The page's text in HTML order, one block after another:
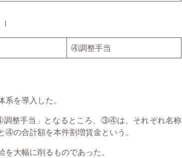
④調整手当
を導入した。
整手当」となるところ、③④は、それぞれ名称
の合計額を本件割増賃金という。
大幅に削るものであった。